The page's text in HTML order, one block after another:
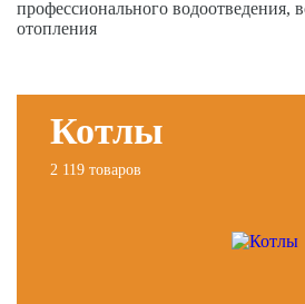
профессионального водоотведения,
отопления
Котлы
2 119 товаров